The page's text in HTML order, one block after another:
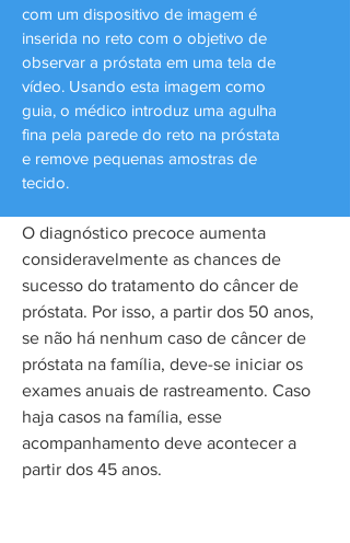
com um dispositivo de imagem é
inserida no reto com o objetivo de
observar a próstata em uma tela de
vídeo. Usando esta imagem como
guia, o médico introduz uma agulha
fina pela parede do reto na próstata
e remove pequenas amostras de
tecido.
O diagnóstico precoce aumenta
consideravelmente as chances de
sucesso do tratamento do câncer de
próstata. Por isso, a partir dos 50 anos,
se não há nenhum caso de câncer de
próstata na família, deve-se iniciar os
exames anuais de rastreamento. Caso
haja casos na família, esse
acompanhamento deve acontecer a
partir dos 45 anos.